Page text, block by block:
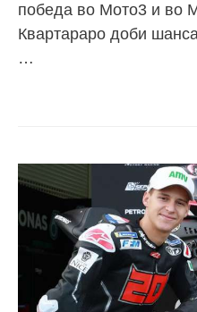
победа во Мото3 и во
Квартараро доби
…